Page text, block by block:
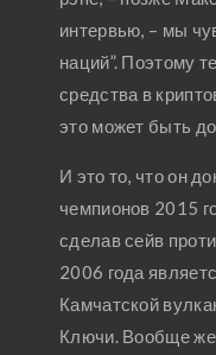
интервью, – мы
наций”. Поэтому
средства в
это может быть
И это то, что он
чемпионов 2015
сделав сейв
2006 года
Камчатской
Ключи. Вообще